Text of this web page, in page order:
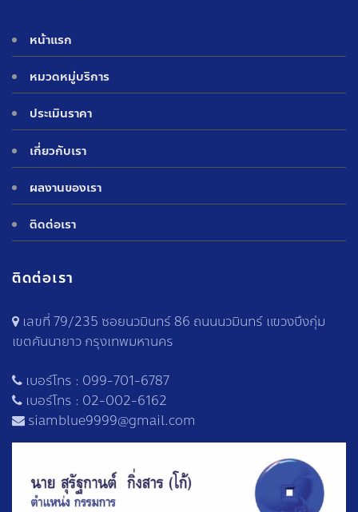
หน้าแรก
หมวดหมู่บริการ
ประเมินราคา
เกี่ยวกับเรา
ผลงานของเรา
ติดต่อเรา
ติดต่อเรา
เลขที่ 79/235 ซอยนวมินทร์ 86 ถนนนวมินทร์ แขวงบึงกุ่ม
เขตคันนายาว กรุงเทพมหานคร
เบอร์โทร : 099-701-6787
เบอร์โทร : 02-002-6162
siamblue9999@gmail.com